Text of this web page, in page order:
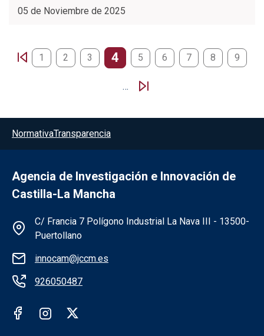
05 de Noviembre de 2025
Paginación
1 2 3 4 5 6 7 8 9
…
Menú del pie
NormativaTransparencia
Agencia de Investigación e Innovación de
Castilla-La Mancha
Información de la institución
C/ Francia 7 Polígono Industrial La Nava III - 13500-
Puertollano
innocam@jccm.es
926050487
Redes sociales institución